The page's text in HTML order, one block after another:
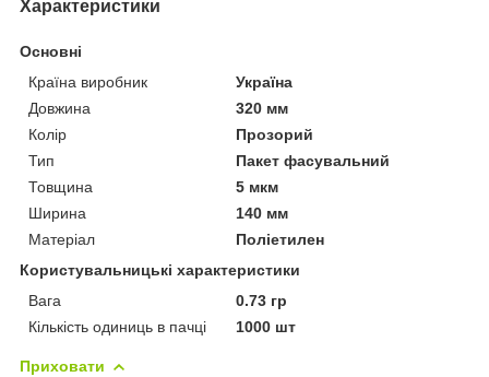
Характеристики
Основні
Країна виробник
Україна
Довжина
320 мм
Колір
Прозорий
Тип
Пакет фасувальний
Товщина
5 мкм
Ширина
140 мм
Матеріал
Поліетилен
Користувальницькі характеристики
Вага
0.73 гр
Кількість одиниць в пачці
1000 шт
Приховати